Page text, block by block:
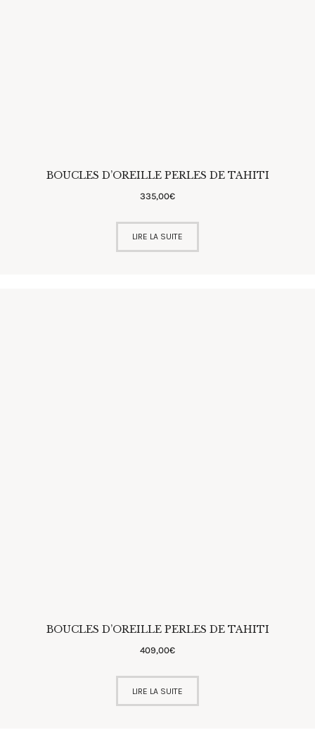
BOUCLES D’OREILLE PERLES DE TAHITI
335,00€
LIRE LA SUITE
BOUCLES D’OREILLE PERLES DE TAHITI
409,00€
LIRE LA SUITE